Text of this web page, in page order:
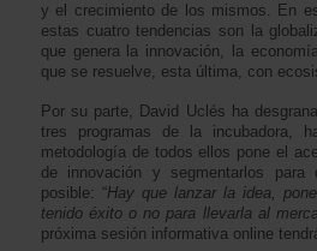
y el crecimiento de los mismos. En
estas cuatro tendencias son la
que genera la innovación, la
que se resuelve, esta última, con
Por su parte, David Uclés ha
tres programas de la incubadora,
metodología de todos ellos pone el
de innovación y segmentarlos
posible: “Hay que lanzar la idea,
tenido éxito o no para llevarla al
próxima sesión informativa online